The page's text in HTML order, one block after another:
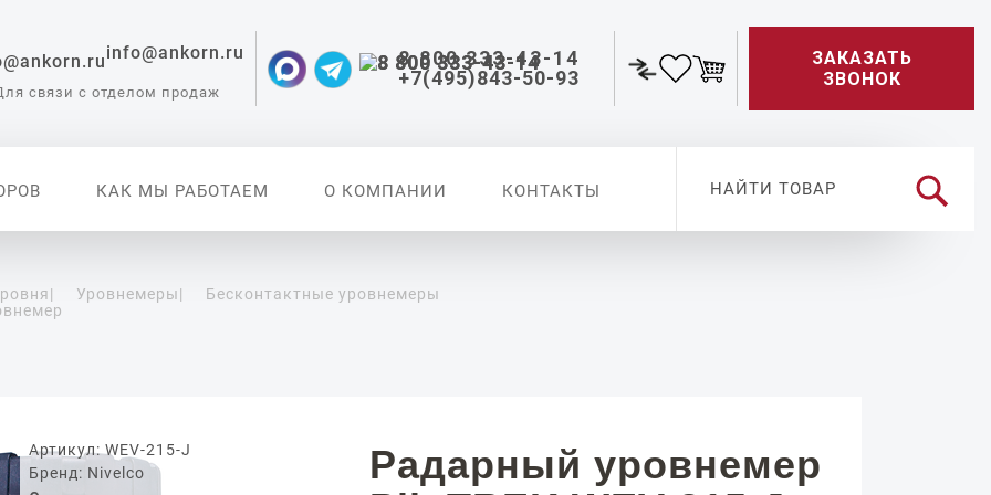
info@ankorn.ru
связи с отделом продаж
8 800 333-43-14
+7(495)843-50-93
ЗАКАЗАТЬ
ЗВОНОК
КАК МЫ РАБОТАЕМ О КОМПАНИИ КОНТАКТЫ
для
| Уровнемеры|
Бесконтактные уровнемеры
Артикул: WEV-215-J
Бренд: Nivelco
Радарный уровнемер